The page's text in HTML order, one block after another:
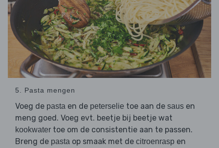
5. Pasta mengen
Voeg de pasta en de peterselie toe aan de saus en
meng goed. Voeg evt. beetje bij beetje wat
kookwater toe om de consistentie aan te passen.
Breng de pasta op smaak met de citroenrasp en